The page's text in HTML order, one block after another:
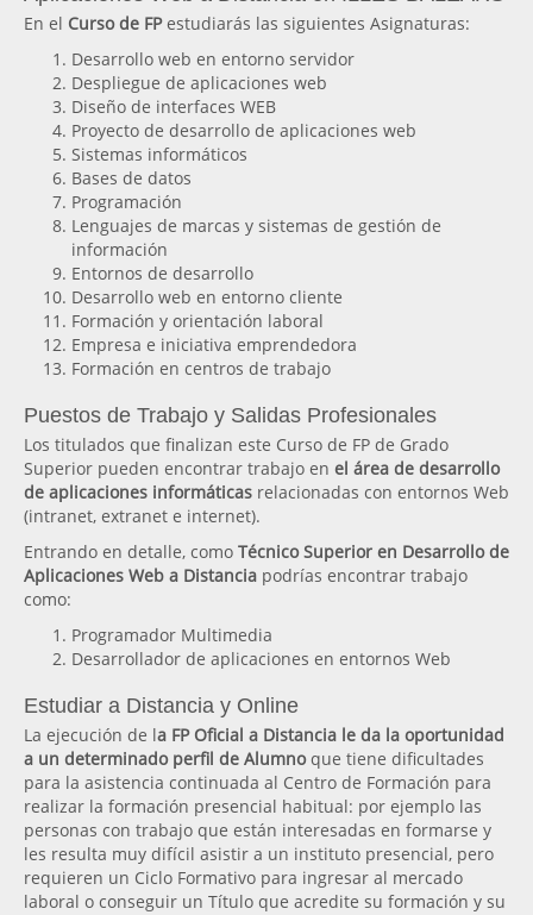
En el Curso de FPestudiarás las siguientes Asignaturas:
Desarrollo web en entorno servidor
Despliegue de aplicaciones web
Diseño de interfaces WEB
Proyecto de desarrollo de aplicaciones web
Sistemas informáticos
Bases de datos
Programación
Lenguajes de marcas y sistemas de gestión de
información
Entornos de desarrollo
Desarrollo web en entorno cliente
Formación y orientación laboral
Empresa e iniciativa emprendedora
Formación en centros de trabajo
Puestos de Trabajo y Salidas Profesionales
Los titulados que finalizan este Curso de FP de Grado
Superior pueden encontrar trabajo en el área de desarrollo
de aplicaciones informáticas relacionadas con entornos Web
(intranet, extranet e internet).
Entrando en detalle, como Técnico Superior en Desarrollo de
Aplicaciones Web a Distancia podrías encontrar trabajo
como:
Programador Multimedia
Desarrollador de aplicaciones en entornos Web
Estudiar a Distancia y Online
La ejecución de la FP Oficial a Distancia le da la oportunidad
a un determinado perfil de Alumnoque tiene dificultades
para la asistencia continuada al Centro de Formación para
realizar la formación presencial habitual: por ejemplo las
personas con trabajo que están interesadas en formarse y
les resulta muy difícil asistir a un instituto presencial, pero
requieren un Ciclo Formativo para ingresar al mercado
laboral o conseguir un Título que acredite su formación y su